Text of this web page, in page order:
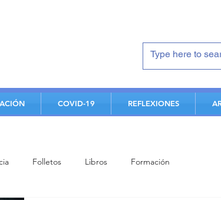
COVID-19 REFLEXIONES
Folletos Libros Formación